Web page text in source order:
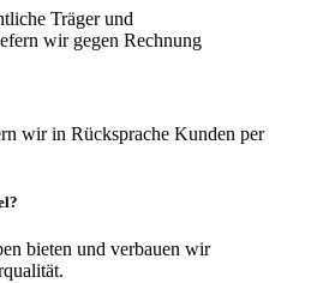
Träger und
wir gegen Rechnung
wir in Rücksprache Kunden per
bieten und verbauen wir